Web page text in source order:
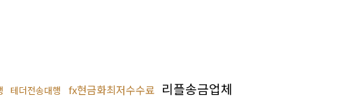
테더전송대행 fx현금화최저수수료 리플송금업체